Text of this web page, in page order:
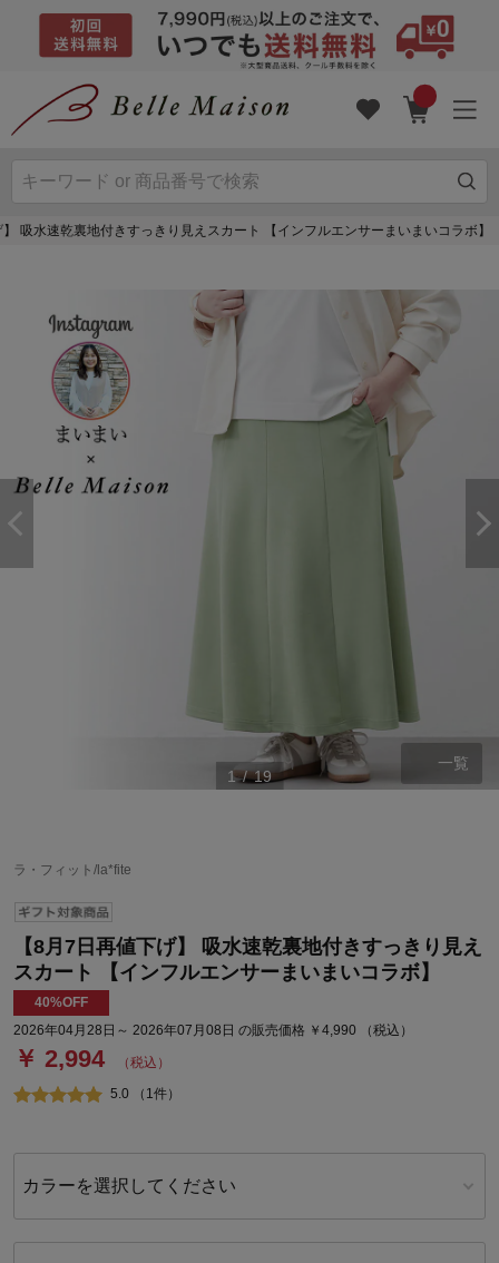
吸水速乾裏地付きすっきり見えスカート 【インフルエンサーまいまいコラボ】
1 / 19
一覧
ラ・フィット/la*fite
【8月7日再値下げ】 吸水速乾裏地付きすっきり見え
スカート 【インフルエンサーまいまいコラボ】
40%OFF
2026年04月28日～ 2026年07月08日 の販売価格 ￥4,990 （税込）
￥ 2,994 （税込）
5.0 （1件）
カラーを選択してください